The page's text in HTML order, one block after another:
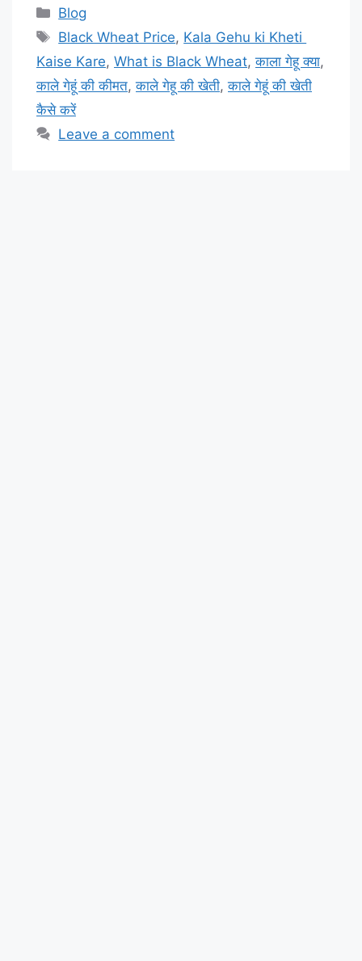
Categories
Blog
Tags
Black Wheat Price, Kala Gehu ki Kheti
Kaise Kare, What is Black Wheat,काला गेहू क्या,
काले गेहूं की कीमत,काले गेहू की खेती,काले गेहूं की खेती
कैसे करें
Leave a comment